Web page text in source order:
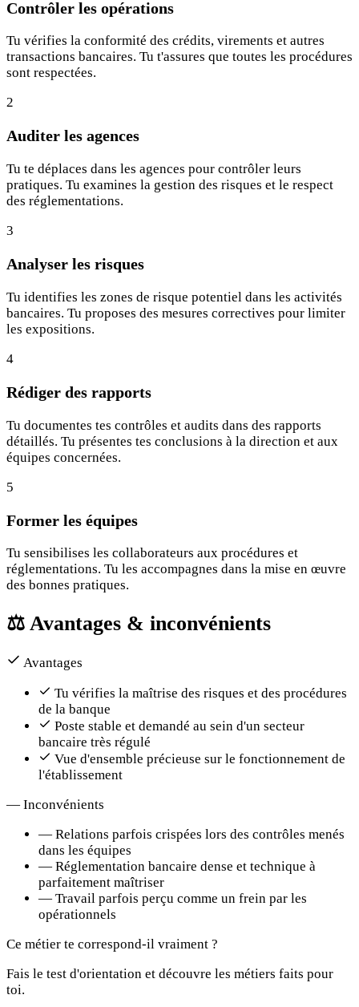
Contrôler les opérations
Tu vérifies la conformité des crédits, virements et autres
transactions bancaires. Tu t'assures que toutes les procédures
sont respectées.
2
Auditer les agences
Tu te déplaces dans les agences pour contrôler leurs
pratiques. Tu examines la gestion des risques et le respect
des réglementations.
3
Analyser les risques
Tu identifies les zones de risque potentiel dans les activités
bancaires. Tu proposes des mesures correctives pour limiter
les expositions.
4
Rédiger des rapports
Tu documentes tes contrôles et audits dans des rapports
détaillés. Tu présentes tes conclusions à la direction et aux
équipes concernées.
5
Former les équipes
Tu sensibilises les collaborateurs aux procédures et
réglementations. Tu les accompagnes dans la mise en œuvre
des bonnes pratiques.
⚖️ Avantages & inconvénients
Avantages
Tu vérifies la maîtrise des risques et des procédures
de la banque
Poste stable et demandé au sein d'un secteur
bancaire très régulé
Vue d'ensemble précieuse sur le fonctionnement de
l'établissement
— Inconvénients
— Relations parfois crispées lors des contrôles menés
dans les équipes
— Réglementation bancaire dense et technique à
parfaitement maîtriser
— Travail parfois perçu comme un frein par les
opérationnels
Ce métier te correspond-il vraiment ?
Fais le test d'orientation et découvre les métiers faits pour
toi.